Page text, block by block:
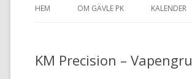
HEM OM GÄVLE PK
NYBÖRJARE
KALENDER
KM Precision –